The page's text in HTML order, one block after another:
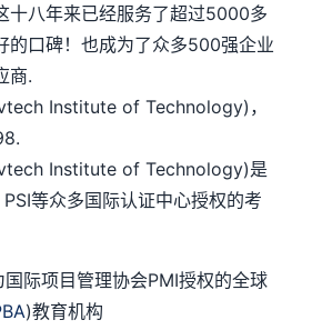
八年来已经服务了超过5000多
的口碑！也成为了众多500强企业
商.
Institute of Technology)，
Institute of Technology)是
等众多国际认证中心授权的考
项目管理协会PMI授权的全球
)教育机构